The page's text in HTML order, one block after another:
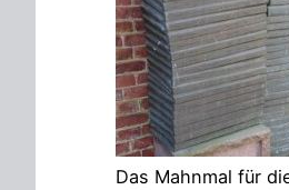
Das Mahnmal für